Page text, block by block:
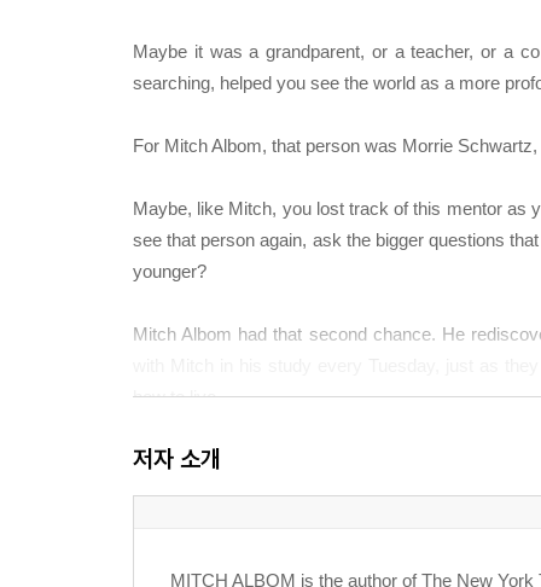
Maybe it was a grandparent, or a teacher, or a
searching, helped you see the world as a more
For Mitch Albom, that person was Morrie
Maybe, like Mitch, you lost track of this mentor as
see that person again, ask the bigger questions
younger?
Mitch Albom had that second chance. He
how to live.
Tuesdays with Morrie
저자 소개
MITCH ALBOM is the author ofThe New York